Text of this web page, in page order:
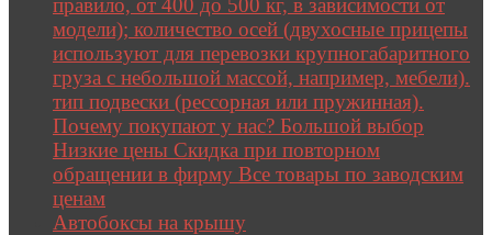
правило, от 400 до 500 кг, в зависимости от
модели); количество осей (двухосные прицепы
используют для перевозки крупногабаритного
груза с небольшой массой, например, мебели).
тип подвески (рессорная или пружинная).
Почему покупают у нас? Большой выбор
Низкие цены Скидка при повторном
обращении в фирму Все товары по заводским
ценам
Автобоксы на крышу